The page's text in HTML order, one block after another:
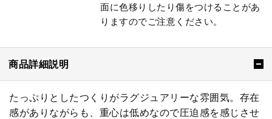
面に色移りしたり傷をつけることがあ
りますのでご注意ください。
商品詳細説明
たっぷりとしたつくりがラグジュアリーな雰囲気。存在
感がありながらも、重心は低めなので圧迫感を感じさせ